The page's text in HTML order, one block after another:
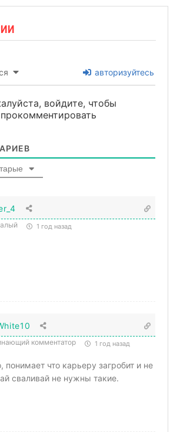
авторизуйтесь
войдите, чтобы
прокомментировать
1 год назад
комментатор 1 год назад
понимает что карьеру загробит и не
сваливай не нужны такие.